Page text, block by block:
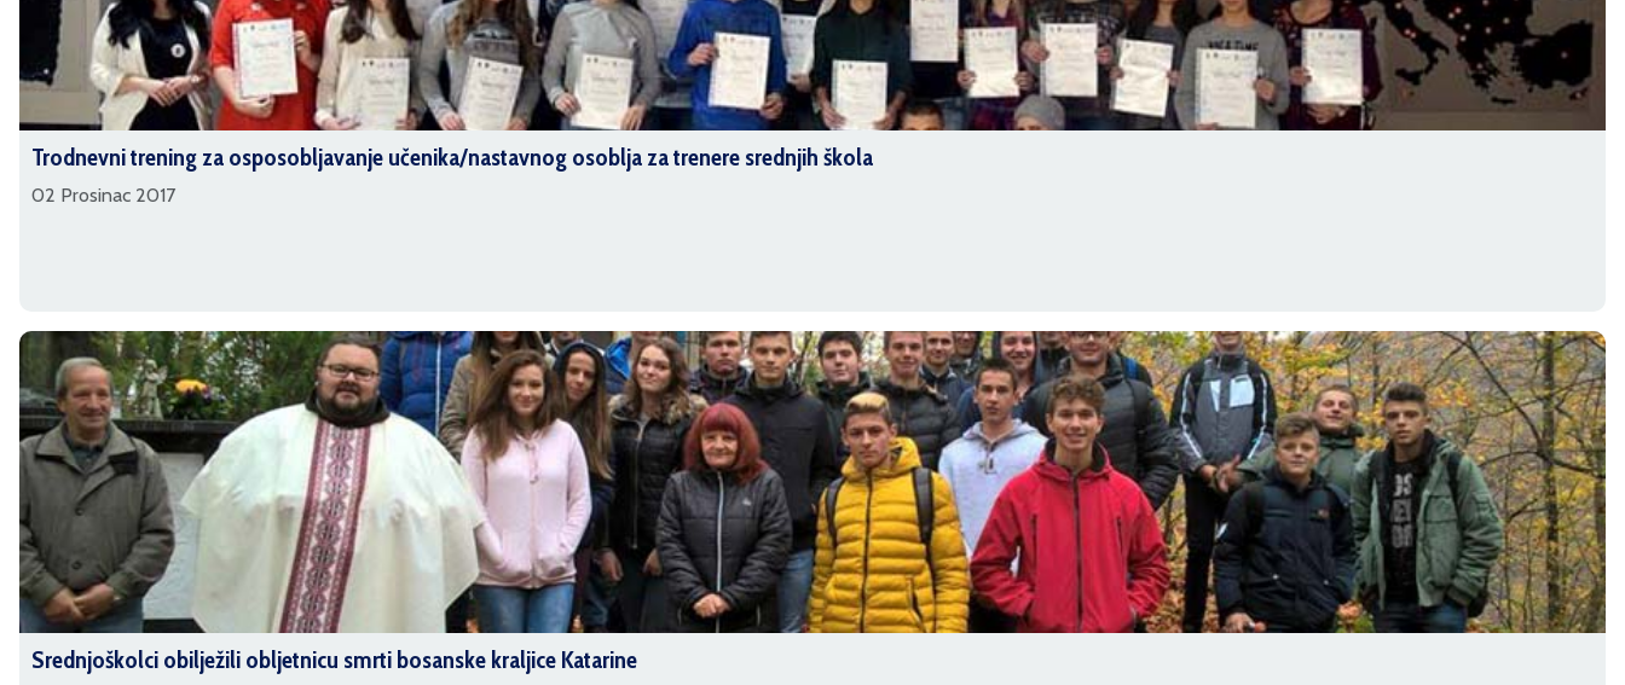
Trodnevni trening za osposobljavanje učenika/nastavnog osoblja za trenere srednjih škola
02 Prosinac 2017
Srednjoškolci obilježili obljetnicu smrti bosanske kraljice Katarine